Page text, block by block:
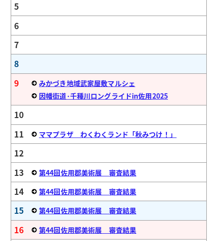
5
6
7
8
9
みかづき地域武家屋敷マルシェ
因幡街道･千種川ロングライドin佐用2025
10
11
ママプラザ わくわくランド「秋みつけ！」
12
13
第44回佐用郡美術展 審査結果
14 第44回佐用郡美術展 審査結果
15 第44回佐用郡美術展 審査結果
16 第44回佐用郡美術展 審査結果